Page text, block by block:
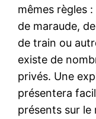
mêmes règles
de maraude,
de train ou
existe de
privés. Une
présentera
présents sur le